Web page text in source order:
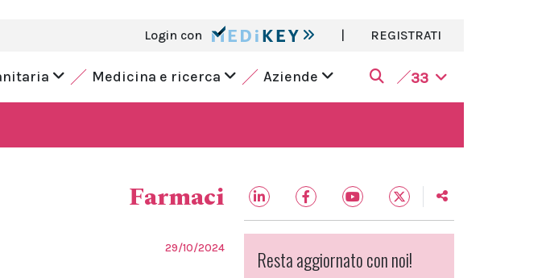
Login con | REGISTRATI
Medicina e ricerca Aziende 33
Farmaci
29/10/2024 Resta aggiornato con noi!